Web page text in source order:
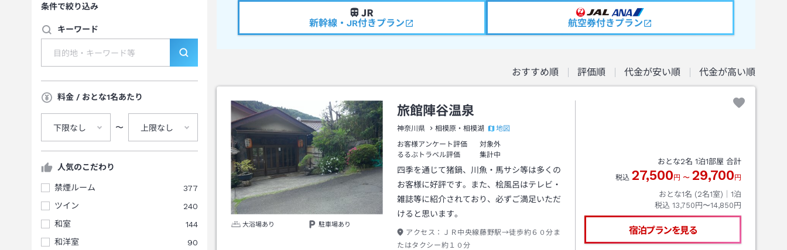
条件で絞り込み
キーワード
料金 / おとな1名あたり
下限なし 〜 上限なし
人気のこだわり
禁煙ルーム
377
ツイン
240
和室
144
和洋室
90
新幹線・JR付きプラン 航空券付きプラン
おすすめ順 評価順 代金が安い順 代金が高い順
大浴場あり 駐車場あり
旅館陣谷温泉
神奈川県 相模原・相模湖
地図
お客様アンケート評価
対象外
るるぶトラベル評価
集計中
四季を通じて猪鍋、川魚・馬サシ等は多くの
お客様に好評です。また、桧風呂はテレビ・
雑誌等に紹介されており、必ずご満足いただ
けると思います。
アクセス：
ＪＲ中央線藤野駅→徒歩約６０分ま
たはタクシー約１０分
おとな2名 1泊1部屋 合計
税込 27,500 円 〜 29,700 円
おとな1名 (2名1室)｜ 1泊
税込 13,750円〜14,850円
宿泊プランを見る